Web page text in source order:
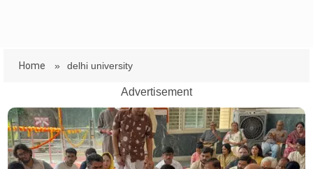
Home » delhi university
Advertisement